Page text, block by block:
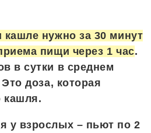
кашле нужно за 30 минут
пищи через 1 час.
в сутки в среднем
доза, которая
кашля.
у взрослых – пьют по 2